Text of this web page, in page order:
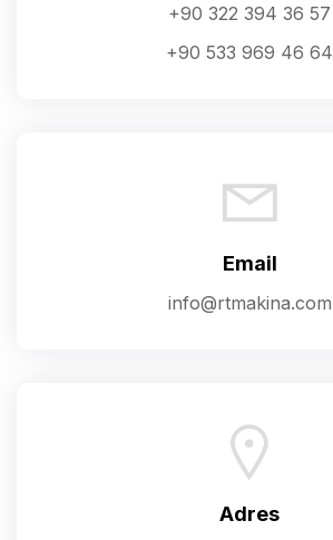
+90 322 394 36 57
+90 533 969 46 64
Email
info@rtmakina.com
Adres